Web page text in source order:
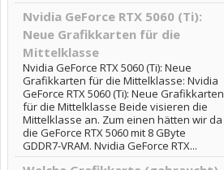
Nvidia GeForce RTX 5060 (Ti):
Neue Grafikkarten für die
Mittelklasse
Nvidia GeForce RTX 5060 (Ti): Neue
Grafikkarten für die Mittelklasse: Nvidia
GeForce RTX 5060 (Ti): Neue Grafikkarten
für die Mittelklasse Beide visieren die
Mittelklasse an. Zum einen hätten wir da
die GeForce RTX 5060 mit 8 GByte
GDDR7-VRAM. Nvidia GeForce RTX...